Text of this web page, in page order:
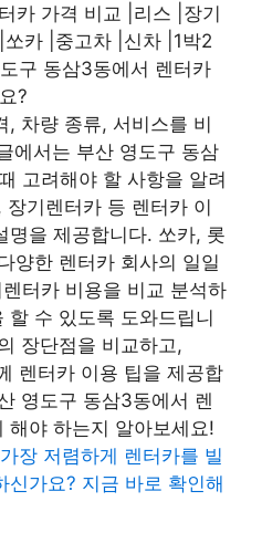
카 가격 비교 |리스 |장기
카 |중고차 |신차 |1박2
구 동삼3동에서 렌터카
?
, 차량 종류, 서비스를 비
에서는 부산 영도구 동삼
고려해야 할 사항을 알려
기렌터카 등 렌터카 이
명을 제공합니다. 쏘카, 롯
양한 렌터카 회사의 일일
터카 비용을 비교 분석하
할 수 있도록 도와드립니
장단점을 비교하고,
렌터카 이용 팁을 제공합
영도구 동삼3동에서 렌
해야 하는지 알아보세요!
장 저렴하게 렌터카를 빌
신가요? 지금 바로 확인해